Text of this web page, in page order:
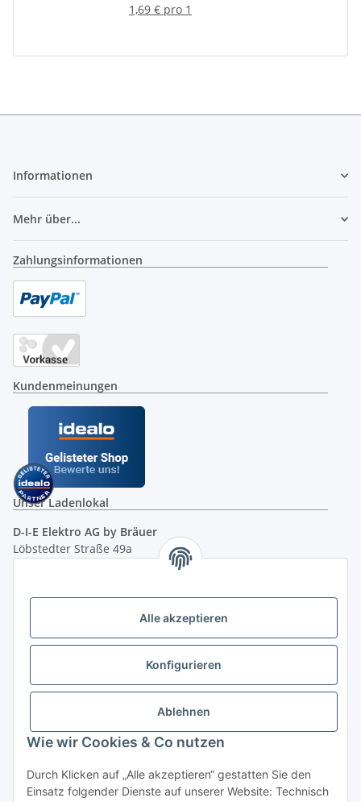
Alle akzeptieren
Konfigurieren
Ablehnen
Wie wir Cookies & Co nutzen
Durch Klicken auf „Alle akzeptieren“ gestatten Sie den
Einsatz folgender Dienste auf unserer Website: Technisch
1,69 € pro 1
Informationen
Mehr über...
Zahlungsinformationen
Kundenmeinungen
Unser Ladenlokal
D-I-E Elektro AG by Bräuer
Löbstedter Straße 49a
( siehe Google-Maps )
Öffnungszeiten:
10.00 - 18.00 Uhr
Ladenpreis versus Internetpreis
Vertrag widerrufen
05.00 - 21.30 Uhr | Freitag: 05.00 - 18.00 Uhr | Samstag: 09.00
- 12.00 Uhr (0,49€ je angef. Minute) oder per E-Mail über